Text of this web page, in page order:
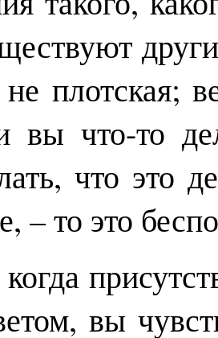
плотская;
вы что-то
что это
– то это
вы